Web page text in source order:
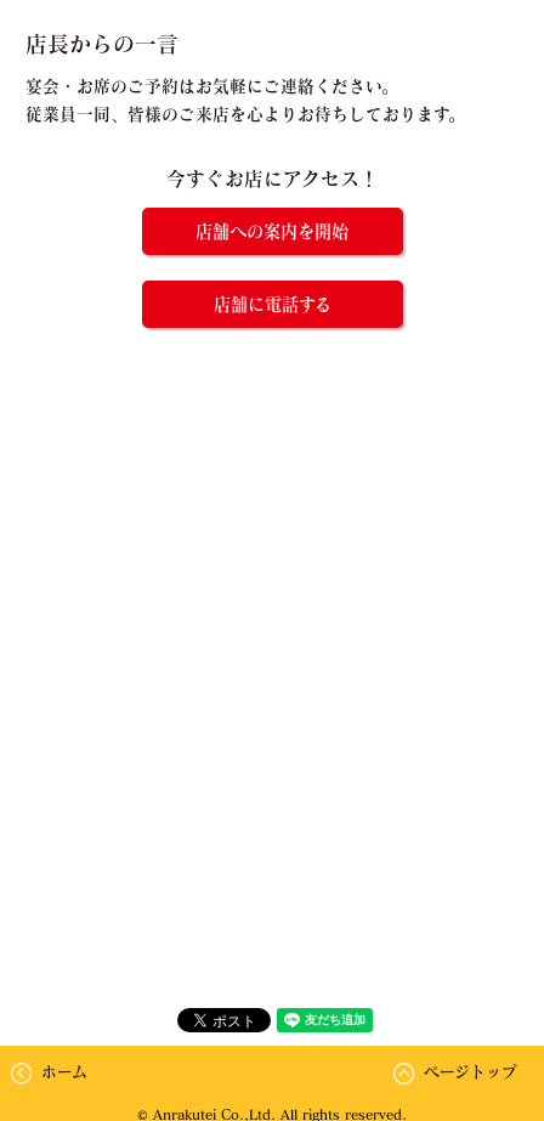
店長からの一言
宴会・お席のご予約はお気軽にご連絡ください。
従業員一同、皆様のご来店を心よりお待ちしております。
今すぐお店にアクセス！
店舗への案内を開始
店舗に電話する
ホーム ページトップ
© Anrakutei Co.,Ltd. All rights reserved.